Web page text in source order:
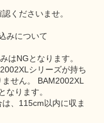
くださいませ。
みについて
はNGとなります。
シリーズが持ち
せん。 BAM2002XL
なります。
、115cm以内に収ま